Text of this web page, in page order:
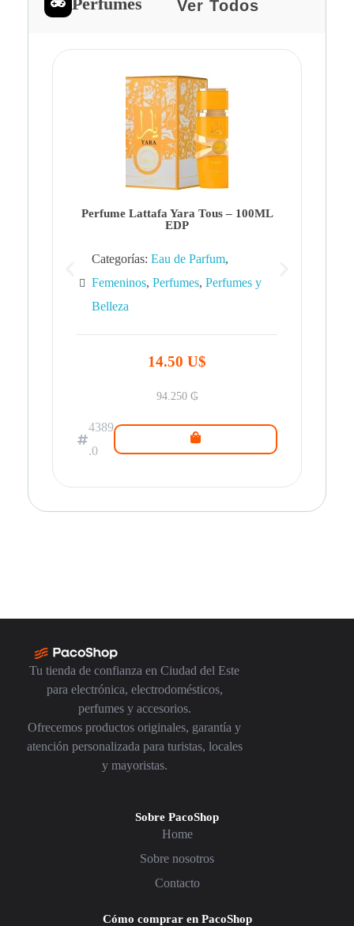
Ver Todos
Perfume Lattafa Yara Tous – 100ML
EDP
Categorías: Eau de Parfum,
Femeninos, Perfumes, Perfumes y
Belleza
14.50 U$
94.250 ₲
4389
.0
Tu tienda de confianza en Ciudad del Este
para electrónica, electrodomésticos,
perfumes y accesorios.
Ofrecemos productos originales, garantía y
atención personalizada para turistas, locales
y mayoristas.
Sobre PacoShop
Home
Sobre nosotros
Contacto
Cómo comprar en PacoShop